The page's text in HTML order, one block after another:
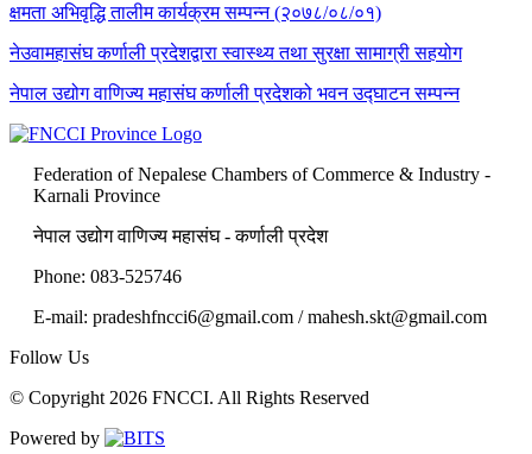
क्षमता अभिवृद्धि तालीम कार्यक्रम सम्पन्न (२०७८/०८/०१)
नेउवामहासंघ कर्णाली प्रदेशद्वारा स्वास्थ्य तथा सुरक्षा सामाग्री सहयोग
नेपाल उद्योग वाणिज्य महासंघ कर्णाली प्रदेशको भवन उद्घाटन सम्पन्न
Federation of Nepalese Chambers of Commerce & Industry -
Karnali Province
नेपाल उद्योग वाणिज्य महासंघ - कर्णाली प्रदेश
Phone: 083-525746
E-mail: pradeshfncci6@gmail.com / mahesh.skt@gmail.com
Follow Us
© Copyright 2026 FNCCI. All Rights Reserved
Powered by